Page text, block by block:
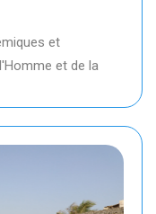
et
et de la